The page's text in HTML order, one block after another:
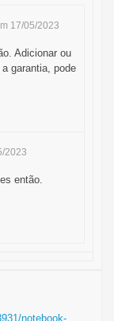
17/05/2023
Adicionar ou
garantia, pode
2023
então.
notebook-